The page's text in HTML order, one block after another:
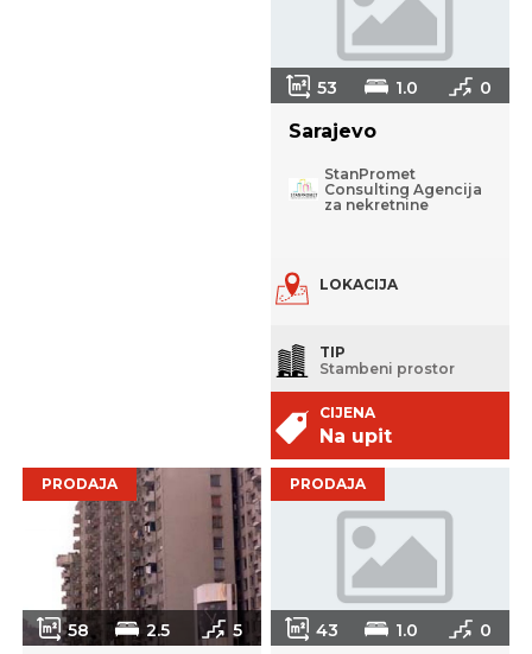
53 1.0 0
Sarajevo
StanPromet
Consulting Agencija
za nekretnine
LOKACIJA
TIP
Stambeni prostor
CIJENA
Na upit
PRODAJA
58 2.5 5
PRODAJA
43 1.0 0